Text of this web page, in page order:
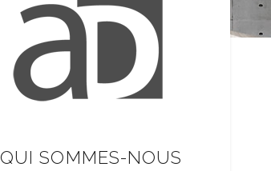
QUI SOMMES-NOUS